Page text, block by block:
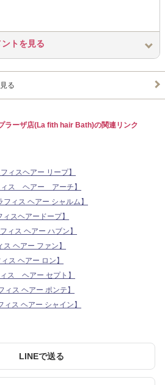
トを見る
る
ラーザ店(La fith hair Bath)の関連リンク
ィスヘアー リープ】
ィス ヘアー アーチ】
ィス ヘアー シャルム】
スヘアードープ】
ィス ヘアー ハブン】
ヘアー ファン】
ス ヘアー ロン】
ス ヘアー セプト】
ス ヘアー ポンテ】
ス ヘアー シャイン】
LINEで送る